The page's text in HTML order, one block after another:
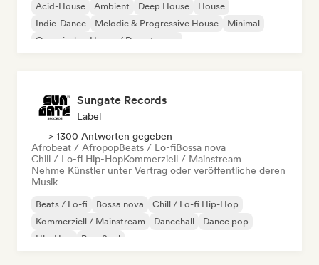
Acid-House Ambient Deep House
House
Indie-Dance
Melodic & Progressive House
Minimal
Organischer House / Downtempo
Sungate Records
Label
> 1300 Antworten gegeben
Afrobeat / AfropopBeats / Lo-fiBossa nova
Chill / Lo-fi Hip-HopKommerziell / Mainstream
Nehme Künstler unter Vertrag oder veröffentliche deren
Musik
Beats / Lo-fi Bossa nova
Chill / Lo-fi Hip-Hop
Kommerziell / Mainstream
Dancehall
Dance pop
Hip-Hop
Pop-Soul